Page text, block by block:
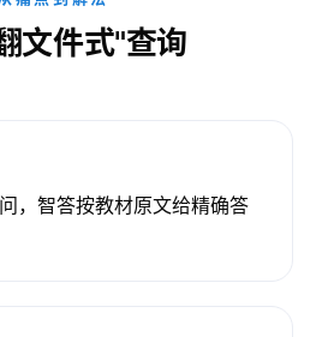
文件式"查询
，智答按教材原文给精确答